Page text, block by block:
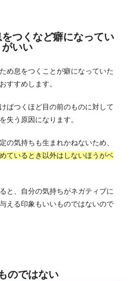
つくなど癖になってい
いい
め息をつくことが癖になっていた
すすめします。
ばつくほど目の前のものに対して
失う原因になります。
の気持ちも生まれかねないため、
ているとき以外はしないほうがベ
と、自分の気持ちがネガティブに
える印象もいいものではないので
のではない